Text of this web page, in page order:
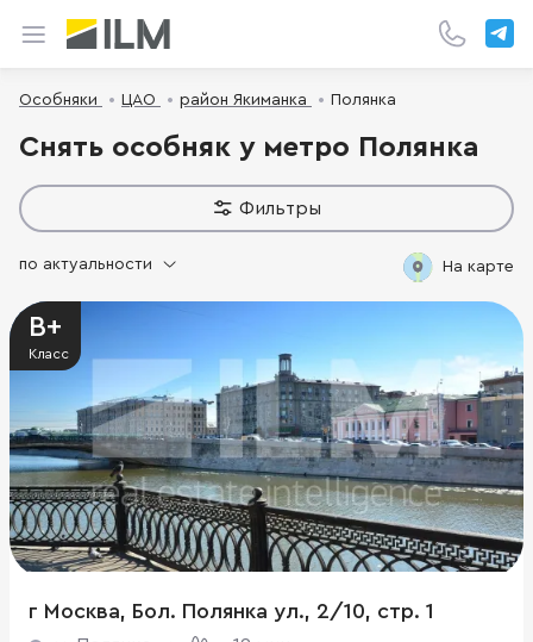
Особняки ЦАО район Якиманка Полянка
Снять особняк у метро Полянка
Фильтры
На карте
по актуальности
B+
Класс
г Москва, Бол. Полянка ул., 2/10, стр. 1